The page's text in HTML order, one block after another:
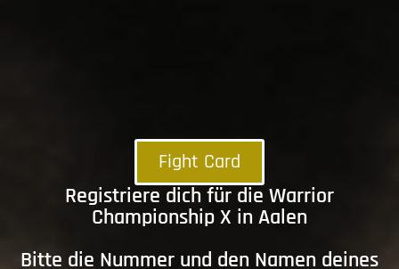
Fight Card
Registriere dich für die Warrior
Championship X in Aalen
Bitte die Nummer und den Namen deines